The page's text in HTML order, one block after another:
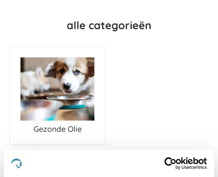
alle categorieën
Gezonde Olie
artikel